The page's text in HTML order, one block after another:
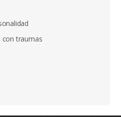
con traumas